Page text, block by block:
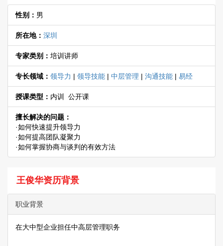
性别： 男
所在地： 深圳
专家类别： 培训讲师
专长领域： 领导力 | 领导技能 | 中层管理 | 沟通技能 | 易经
授课类型： 内训 公开课
擅长解决的问题：
·如何快速提升领导力
·如何提高团队凝聚力
·如何掌握协商与谈判的有效方法
王俊华资历背景
职业背景
在大中型企业担任中高层管理职务